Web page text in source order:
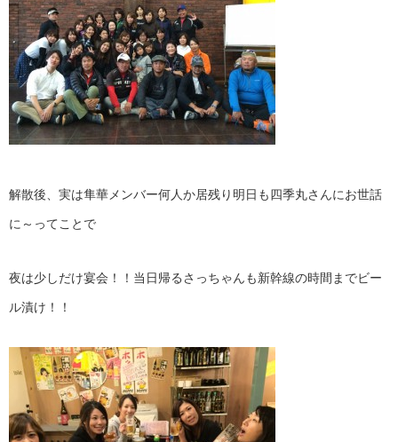
解散後、実は隼華メンバー何人か居残り明日も四季丸さんにお世話
に～ってことで
夜は少しだけ宴会！！当日帰るさっちゃんも新幹線の時間までビー
ル漬け！！